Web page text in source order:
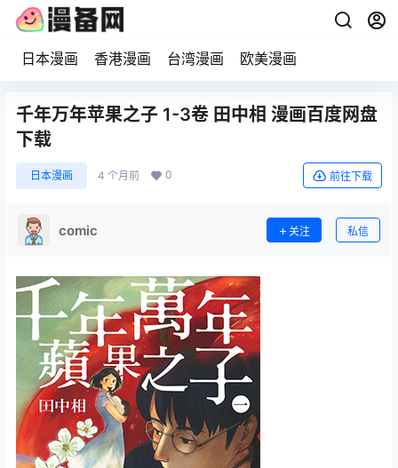
日本漫画 香港漫画 台湾漫画 欧美漫画
千年万年苹果之子 1-3卷 田中相 漫画百度网盘
下载
日本漫画 4 个月前 0 前往下载
comic 关注 私信